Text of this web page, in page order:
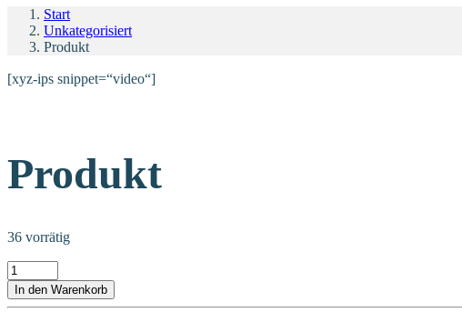
Start
Unkategorisiert
Produkt
[xyz-ips snippet=“video“]
Produkt
36 vorrätig
Produkt Menge
In den Warenkorb